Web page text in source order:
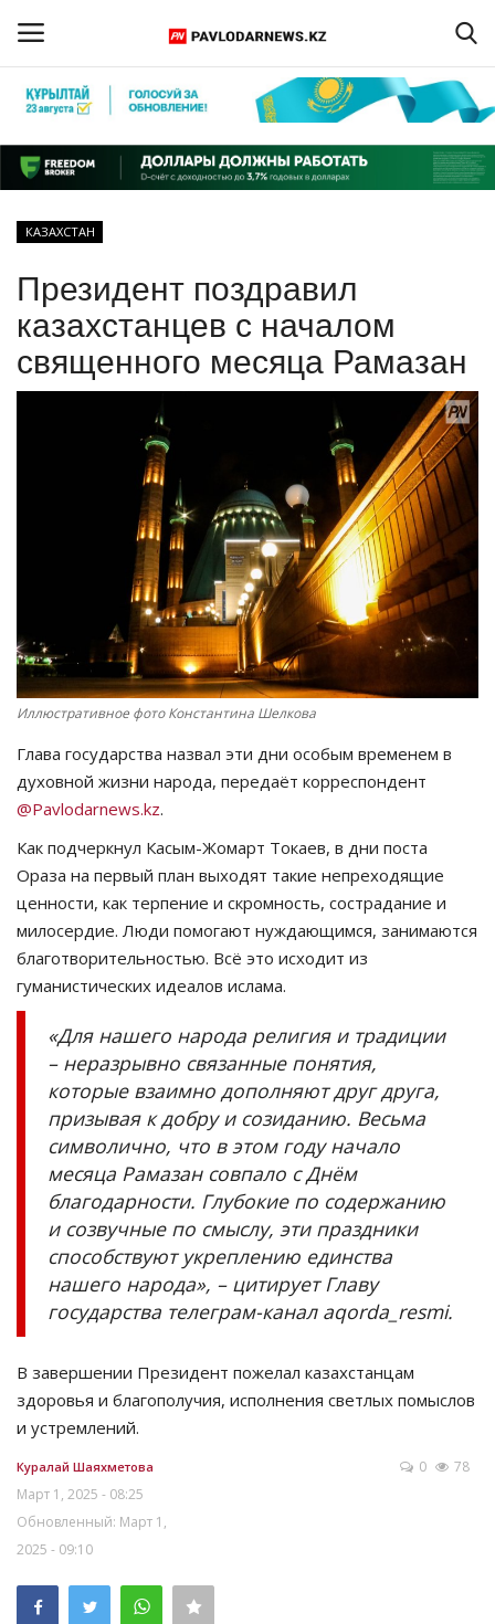
Регистрация
Главная
ПАВЛОДАРСКАЯ ОБЛАСТЬ
КАЗАХСТАН
СПЕЦПРОЕКТЫ
РАЗВЛЕЧЕНИЯ
OFFICIAL
Курултай
Язык
Қазақша Русский
КАЗАХСТАН
Президент поздравил
казахстанцев с началом
священного месяца Рамазан
Иллюстративное фото Константина Шелкова
Глава государства назвал эти дни особым временем в
духовной жизни народа, передаёт корреспондент
@Pavlodarnews.kz.
Как подчеркнул Касым-Жомарт Токаев, в дни поста
Ораза на первый план выходят такие непреходящие
ценности, как терпение и скромность, сострадание и
милосердие. Люди помогают нуждающимся, занимаются
благотворительностью. Всё это исходит из
гуманистических идеалов ислама.
«Для нашего народа религия и традиции
– неразрывно связанные понятия,
которые взаимно дополняют друг друга,
призывая к добру и созиданию. Весьма
символично, что в этом году начало
месяца Рамазан совпало с Днём
благодарности. Глубокие по содержанию
и созвучные по смыслу, эти праздники
способствуют укреплению единства
нашего народа», – цитирует Главу
государства телеграм-канал aqorda_resmi.
В завершении Президент пожелал казахстанцам
здоровья и благополучия, исполнения светлых помыслов
и устремлений.
Куралай Шаяхметова
Март 1, 2025 - 08:25
Обновленный: Март 1,
2025 - 09:10
0 78